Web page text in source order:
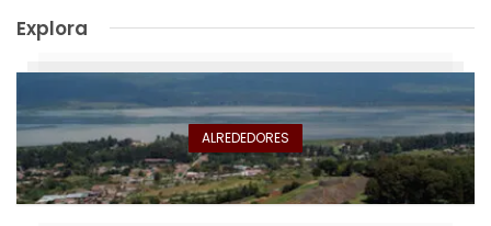
Explora
ALREDEDORES